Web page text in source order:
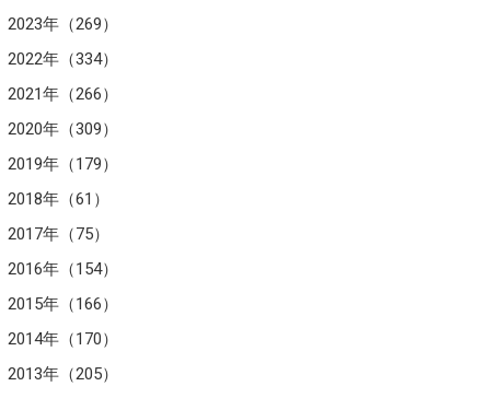
2023年（269）
2022年（334）
2021年（266）
2020年（309）
2019年（179）
2018年（61）
2017年（75）
2016年（154）
2015年（166）
2014年（170）
2013年（205）